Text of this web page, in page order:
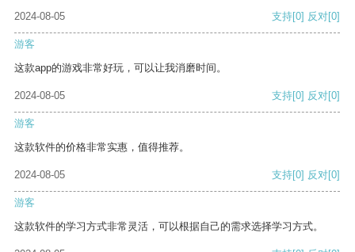
2024-08-05 支持[0] 反对[0]
游客
这款app的游戏非常好玩，可以让我消磨时间。
2024-08-05 支持[0] 反对[0]
游客
这款软件的价格非常实惠，值得推荐。
2024-08-05 支持[0] 反对[0]
游客
这款软件的学习方式非常灵活，可以根据自己的需求选择学习方式。